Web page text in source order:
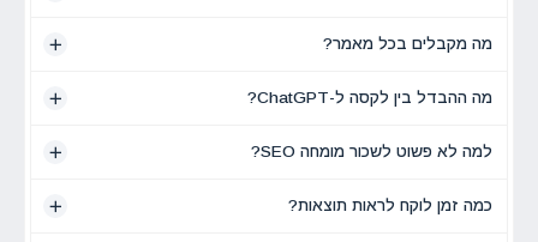
מה מקבלים בכל מאמר?
מה ההבדל בין לקסה ל-ChatGPT?
למה לא פשוט לשכור מומחה SEO?
כמה זמן לוקח לראות תוצאות?